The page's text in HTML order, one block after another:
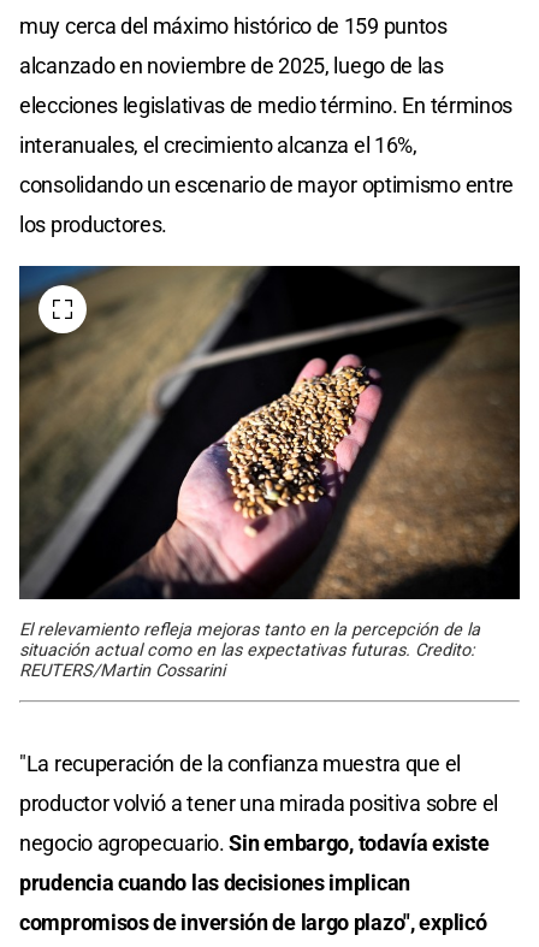
muy cerca del máximo histórico de 159 puntos
alcanzado en noviembre de 2025, luego de las
elecciones legislativas de medio término. En términos
interanuales, el crecimiento alcanza el 16%,
consolidando un escenario de mayor optimismo entre
los productores.
El relevamiento refleja mejoras tanto en la percepción de la
situación actual como en las expectativas futuras. Credito:
REUTERS/Martin Cossarini
"La recuperación de la confianza muestra que el
productor volvió a tener una mirada positiva sobre el
negocio agropecuario.Sin embargo, todavía existe
prudencia cuando las decisiones implican
compromisos de inversión de largo plazo", explicó